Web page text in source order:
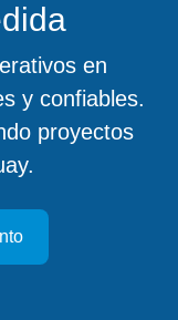
en
y confiables.
proyectos